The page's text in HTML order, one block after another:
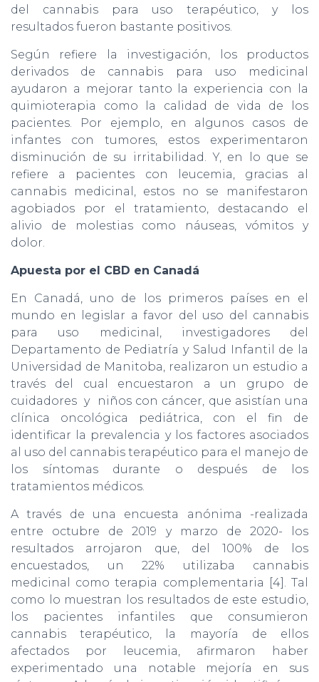
del cannabis para uso terapéutico, y los
resultados fueron bastante positivos.
Según refiere la investigación, los productos
derivados de cannabis para uso medicinal
ayudaron a mejorar tanto la experiencia con la
quimioterapia como la calidad de vida de los
pacientes. Por ejemplo, en algunos casos de
infantes con tumores, estos experimentaron
disminución de su irritabilidad. Y, en lo que se
refiere a pacientes con leucemia, gracias al
cannabis medicinal, estos no se manifestaron
agobiados por el tratamiento, destacando el
alivio de molestias como náuseas, vómitos y
dolor.
Apuesta por el CBD en Canadá
En Canadá, uno de los primeros países en el
mundo en legislar a favor del uso del cannabis
para uso medicinal, investigadores del
Departamento de Pediatría y Salud Infantil de la
Universidad de Manitoba, realizaron un estudio a
través del cual encuestaron a un grupo de
cuidadores y niños con cáncer, que asistían una
clínica oncológica pediátrica, con el fin de
identificar la prevalencia y los factores asociados
al uso del cannabis terapéutico para el manejo de
los síntomas durante o después de los
tratamientos médicos.
A través de una encuesta anónima -realizada
entre octubre de 2019 y marzo de 2020- los
resultados arrojaron que, del 100% de los
encuestados, un 22% utilizaba cannabis
medicinal como terapia complementaria [4]. Tal
como lo muestran los resultados de este estudio,
los pacientes infantiles que consumieron
cannabis terapéutico, la mayoría de ellos
afectados por leucemia, afirmaron haber
experimentado una notable mejoría en sus